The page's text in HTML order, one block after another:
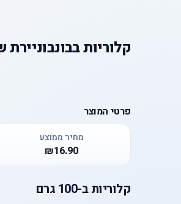
קלוריותבבונבוניירת
פרטי המוצר
מחיר ממוצע
₪16.90
קלוריותב-100 גרם